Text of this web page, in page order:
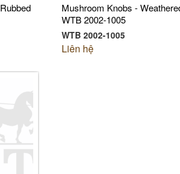
Mushroom Knobs -
WTB 2002-1005
WTB 2002-1005
Liên hệ